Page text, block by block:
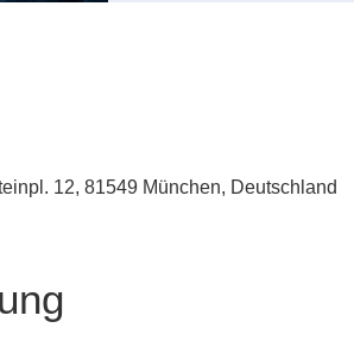
12, 81549 München, Deutschland